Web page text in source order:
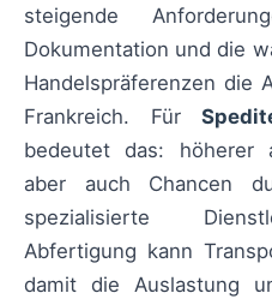
steigende
Dokumentation und die
Handelspräferenzen die
Frankreich. Für
bedeutet das: höherer
aber auch Chancen
spezialisierte
Abfertigung kann
damit die Auslastung